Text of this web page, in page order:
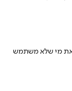
את מי שלא משתמש